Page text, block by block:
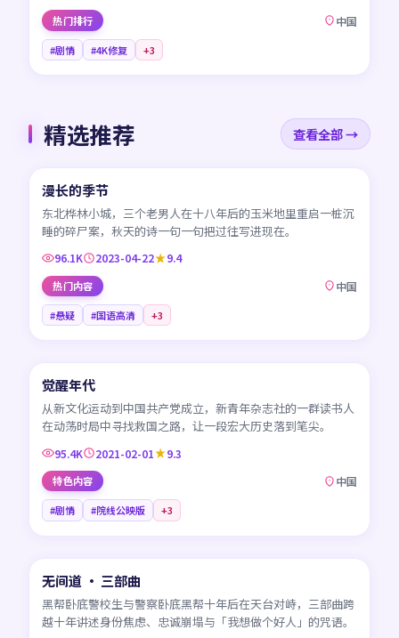
热门排行 中国
#剧情 #4K修复 +3
精选推荐 查看全部 →
CN
45:17
漫长的季节
东北桦林小城，三个老男人在十八年后的玉米地里重启一桩沉
睡的碎尸案，秋天的诗一句一句把过往写进现在。
96.1K 2023-04-22 9.4
热门内容 中国
#悬疑 #国语高清 +3
CN
觉醒年代
从新文化运动到中国共产党成立，新青年杂志社的一群读书人
在动荡时局中寻找救国之路，让一段宏大历史落到笔尖。
95.4K 2021-02-01 9.3
特色内容 中国
#剧情 #院线公映版 +3
HK
无间道 · 三部曲
黑帮卧底警校生与警察卧底黑帮十年后在天台对峙，三部曲跨
越十年讲述身份焦虑、忠诚崩塌与「我想做个好人」的咒语。